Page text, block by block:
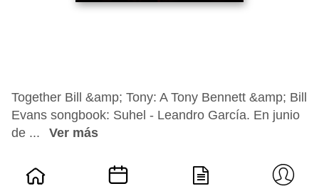
Together Bill &amp; Tony: A Tony Bennett &amp; Bill
Evans songbook: Suhel - Leandro García. En junio
de ...
Ver más